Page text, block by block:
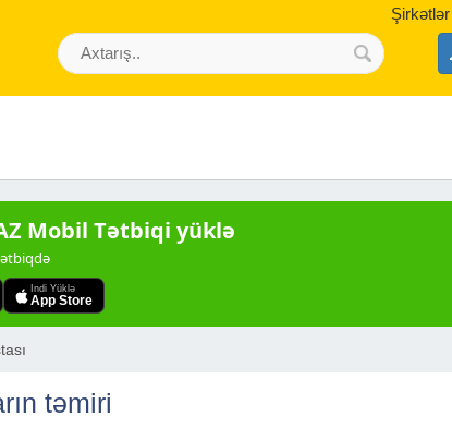
Şirkətlər
Mobil Tətbiqi yüklə
Indi Yüklə
App Store
təmiri